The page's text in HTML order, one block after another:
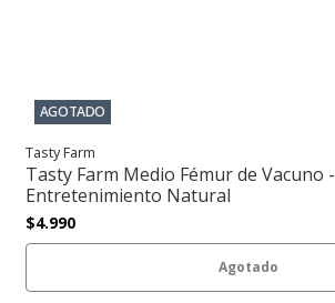
AGOTADO
Tasty Farm
Tasty Farm Medio Fémur de Vacuno -
Entretenimiento Natural
$4.990
Agotado